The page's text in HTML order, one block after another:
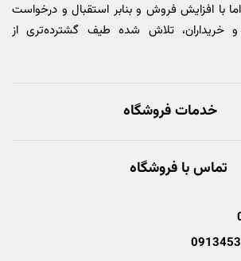
با افزایش فروش و بنابر استقبال و درخواست
و خریداران، تلاش شده طیف گشترده‌تری از
خدمات فروشگاه
تماس با فروشگاه